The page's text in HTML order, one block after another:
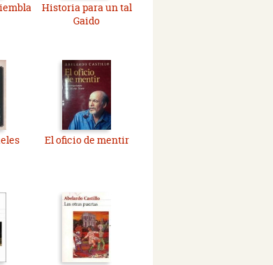
Historia para un tal
Gaido
El oficio de mentir